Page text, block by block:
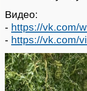
Видео:
- https://vk.com/
- https://vk.com/